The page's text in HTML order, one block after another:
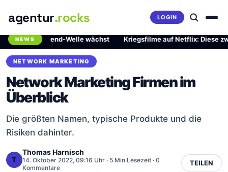
agentur.rocks LOGIN
NEWS
Breaking News Ticker
Trend-Welle wächst· Kriegsfilme auf Netflix: Diese zwei
NETWORK MARKETING
Network Marketing Firmen im
Überblick
Die größten Namen, typische Produkte und die
Risiken dahinter.
T
Thomas Harnisch
14. Oktober 2022, 09:16 Uhr · 5 Min Lesezeit · 0
Kommentare
TEILEN